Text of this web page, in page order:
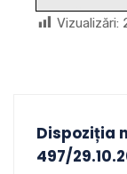
Vizualizări:
Dispoziția
497/